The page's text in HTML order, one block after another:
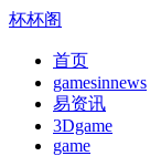
杯杯阁
首页
gamesinnews
易资讯
3Dgame
game